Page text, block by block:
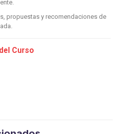
propuestas y recomendaciones de
Curso